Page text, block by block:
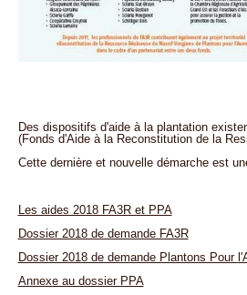
Des dispositifs d'aide à la plantation
(Fonds d'Aide à la Reconstitution de la
Cette dernière et nouvelle démarche est
Les aides 2018 FA3R et PPA
Dossier 2018 de demande FA3R
Dossier 2018 de demande Plantons Pour
Annexe au dossier PPA